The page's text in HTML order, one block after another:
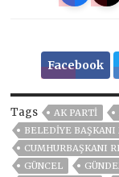
Facebook
Tags AK PARTİ
BELEDIYE
CUMHURBAŞKANI
GÜNCEL